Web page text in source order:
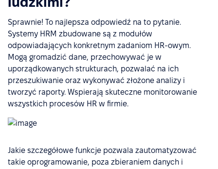
Sprawnie! To najlepsza odpowiedź na to pytanie.
Systemy HRM zbudowane są z modułów
odpowiadających konkretnym zadaniom HR-owym.
Mogą gromadzić dane, przechowywać je w
uporządkowanych strukturach, pozwalać na ich
przeszukiwanie oraz wykonywać złożone analizy i
tworzyć raporty. Wspierają skuteczne monitorowanie
wszystkich procesów HR w firmie.
Jakie szczegółowe funkcje pozwala zautomatyzować
takie oprogramowanie, poza zbieraniem danych i